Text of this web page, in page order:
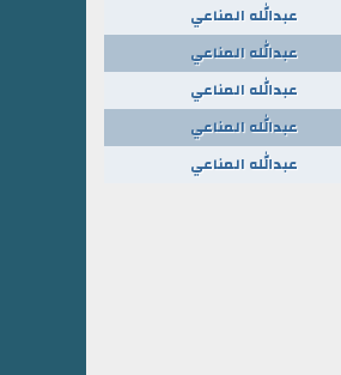
عبدالله المناعي
عبدالله المناعي
عبدالله المناعي
عبدالله المناعي
عبدالله المناعي